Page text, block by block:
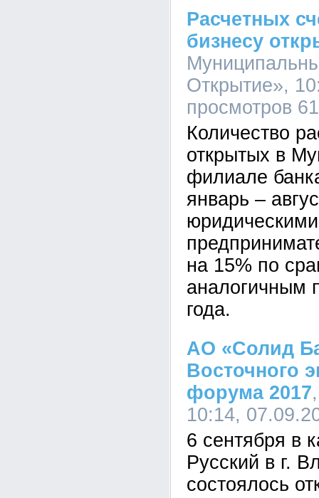
Расчетных
бизнесу
Открытие»,
просмотров
Количество
открытых в
филиале
январь –
на 15% по
аналогичным
года.
АО «Солид
Восточного
форума 2017
10:14,
6 сентября в
Русский в г.
состоялось